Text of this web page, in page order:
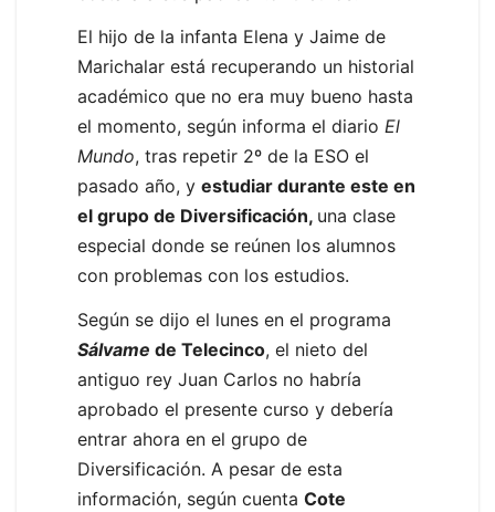
El hijo de la infanta Elena y Jaime de
Marichalar está recuperando un historial
académico que no era muy bueno hasta
el momento, según informa el diario El
Mundo, tras repetir 2º de la ESO el
pasado año, y estudiar durante este en
el grupo de Diversificación, una clase
especial donde se reúnen los alumnos
con problemas con los estudios.
Según se dijo el lunes en el programa
Sálvame de Telecinco, el nieto del
antiguo rey Juan Carlos no habría
aprobado el presente curso y debería
entrar ahora en el grupo de
Diversificación. A pesar de esta
información, según cuenta Cote